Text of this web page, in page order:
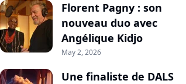
Florent Pagny : son
nouveau duo avec
Angélique Kidjo
May 2, 2026
Une finaliste de DALS